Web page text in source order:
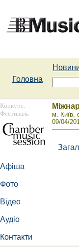
Головна
Конкурс.
Фестиваль
Афіша
Фото
Відео
Аудіо
Контакти
м. Київ,
09/04/